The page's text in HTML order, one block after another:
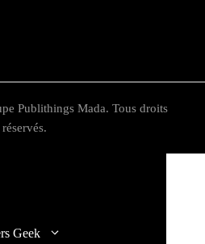
Publithings Mada. Tous droits
réservés.
Geek